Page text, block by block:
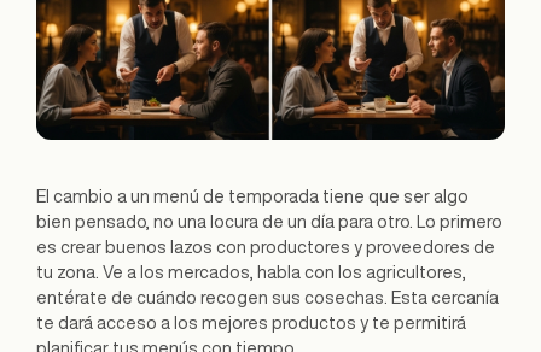
El cambio a un menú de temporada tiene que ser algo
bien pensado, no una locura de un día para otro. Lo primero
es crear buenos lazos con productores y proveedores de
tu zona. Ve a los mercados, habla con los agricultores,
entérate de cuándo recogen sus cosechas. Esta cercanía
te dará acceso a los mejores productos y te permitirá
planificar tus menús con tiempo.